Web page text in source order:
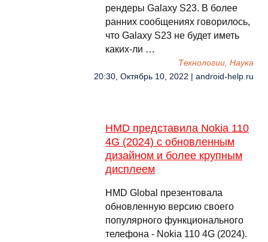
рендеры Galaxy S23. В более
ранних сообщениях говорилось,
что Galaxy S23 не будет иметь
каких-ли …
Технологии, Наука
20:30, Октябрь 10, 2022 | android-help.ru
HMD представила Nokia 110
4G (2024) с обновленным
дизайном и более крупным
дисплеем
HMD Global презентовала
обновленную версию своего
популярного функционального
телефона - Nokia 110 4G (2024).